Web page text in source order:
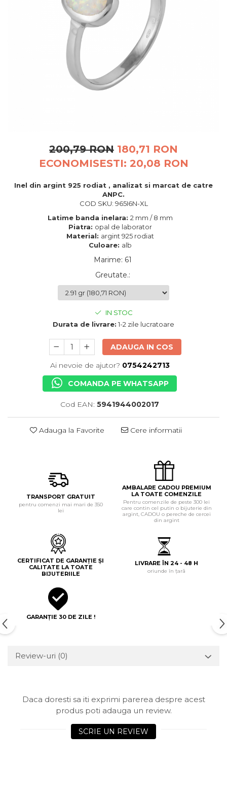
SETURI BIJUTERII
ACE DE CRAVATA
BRATARI PENTRU PICIOR
BRATARA TIP ROZARIU
LANTURI TIP ROZARIU
200,79 RON 180,71 RON
ECONOMISESTI: 20,08 RON
Inel din argint 925 rodiat , analizat si marcat de catre
ANPC.
COD SKU: 965I6N-XL
Latime banda inelara: 2 mm / 8 mm
Piatra: opal de laborator
Material: argint 925 rodiat
Culoare: alb
Marime: 61
Greutate.:
IN STOC
Durata de livrare: 1-2 zile lucratoare
ADAUGA IN COS
Ai nevoie de ajutor? 0754242713
COMANDA PE WHATSAPP
Cod EAN: 5941944002017
Adauga la Favorite Cere informatii
TRANSPORT GRATUIT
pentru comenzi mai mari de 350
lei
AMBALARE CADOU PREMIUM
LA TOATE COMENZILE
Pentru comenzile de peste 300 lei
care contin cel putin o bijuterie din
argint, CADOU o pereche de cercei
din argint
CERTIFICAT DE GARANȚIE ȘI
CALITATE LA TOATE
BIJUTERIILE
LIVRARE ÎN 24 - 48 H
oriunde în țară
GARANȚIE 30 DE ZILE !
Review-uri (0)
Daca doresti sa iti exprimi parerea despre acest
produs poti adauga un review.
SCRIE UN REVIEW